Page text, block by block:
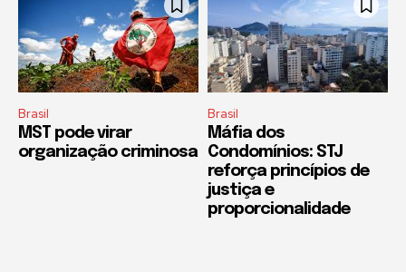
Brasil
MST pode virar
organização criminosa
Brasil
Máfia dos
Condomínios: STJ
reforça princípios de
justiça e
proporcionalidade